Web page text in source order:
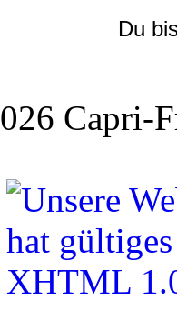
Du
Capri-